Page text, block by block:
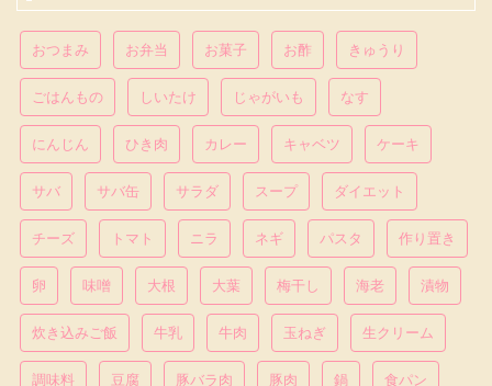
おつまみ お弁当 お菓子 お酢 きゅうり
ごはんもの しいたけ じゃがいも なす
にんじん ひき肉 カレー キャベツ ケーキ
サバ サバ缶 サラダ スープ ダイエット
チーズ トマト ニラ ネギ パスタ 作り置き
卵 味噌 大根 大葉 梅干し 海老 漬物
炊き込みご飯 牛乳 牛肉 玉ねぎ 生クリーム
調味料 豆腐 豚バラ肉 豚肉 鍋 食パン